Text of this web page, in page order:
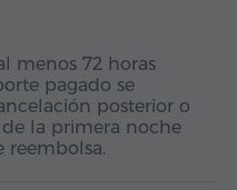
menos 72 horas
pagado se
posterior o
la primera noche
reembolsa.